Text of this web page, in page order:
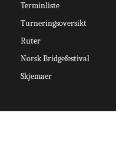
Terminliste
Turneringsoversikt
Ruter
Norsk Bridgefestival
Skjemaer